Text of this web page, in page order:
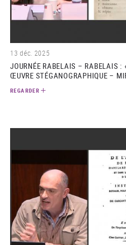
13 déc. 2025
JOURNÉE RABELAIS – RABELAIS :
ŒUVRE STÉGANOGRAPHIQUE –
REGARDER